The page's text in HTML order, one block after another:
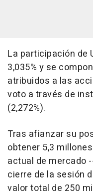
La participación de
3,035% y se
atribuidos a las
voto a través de
(2,272%).
Tras afianzar su
obtener 5,3
actual de mercado
cierre de la sesión
valor total de 250